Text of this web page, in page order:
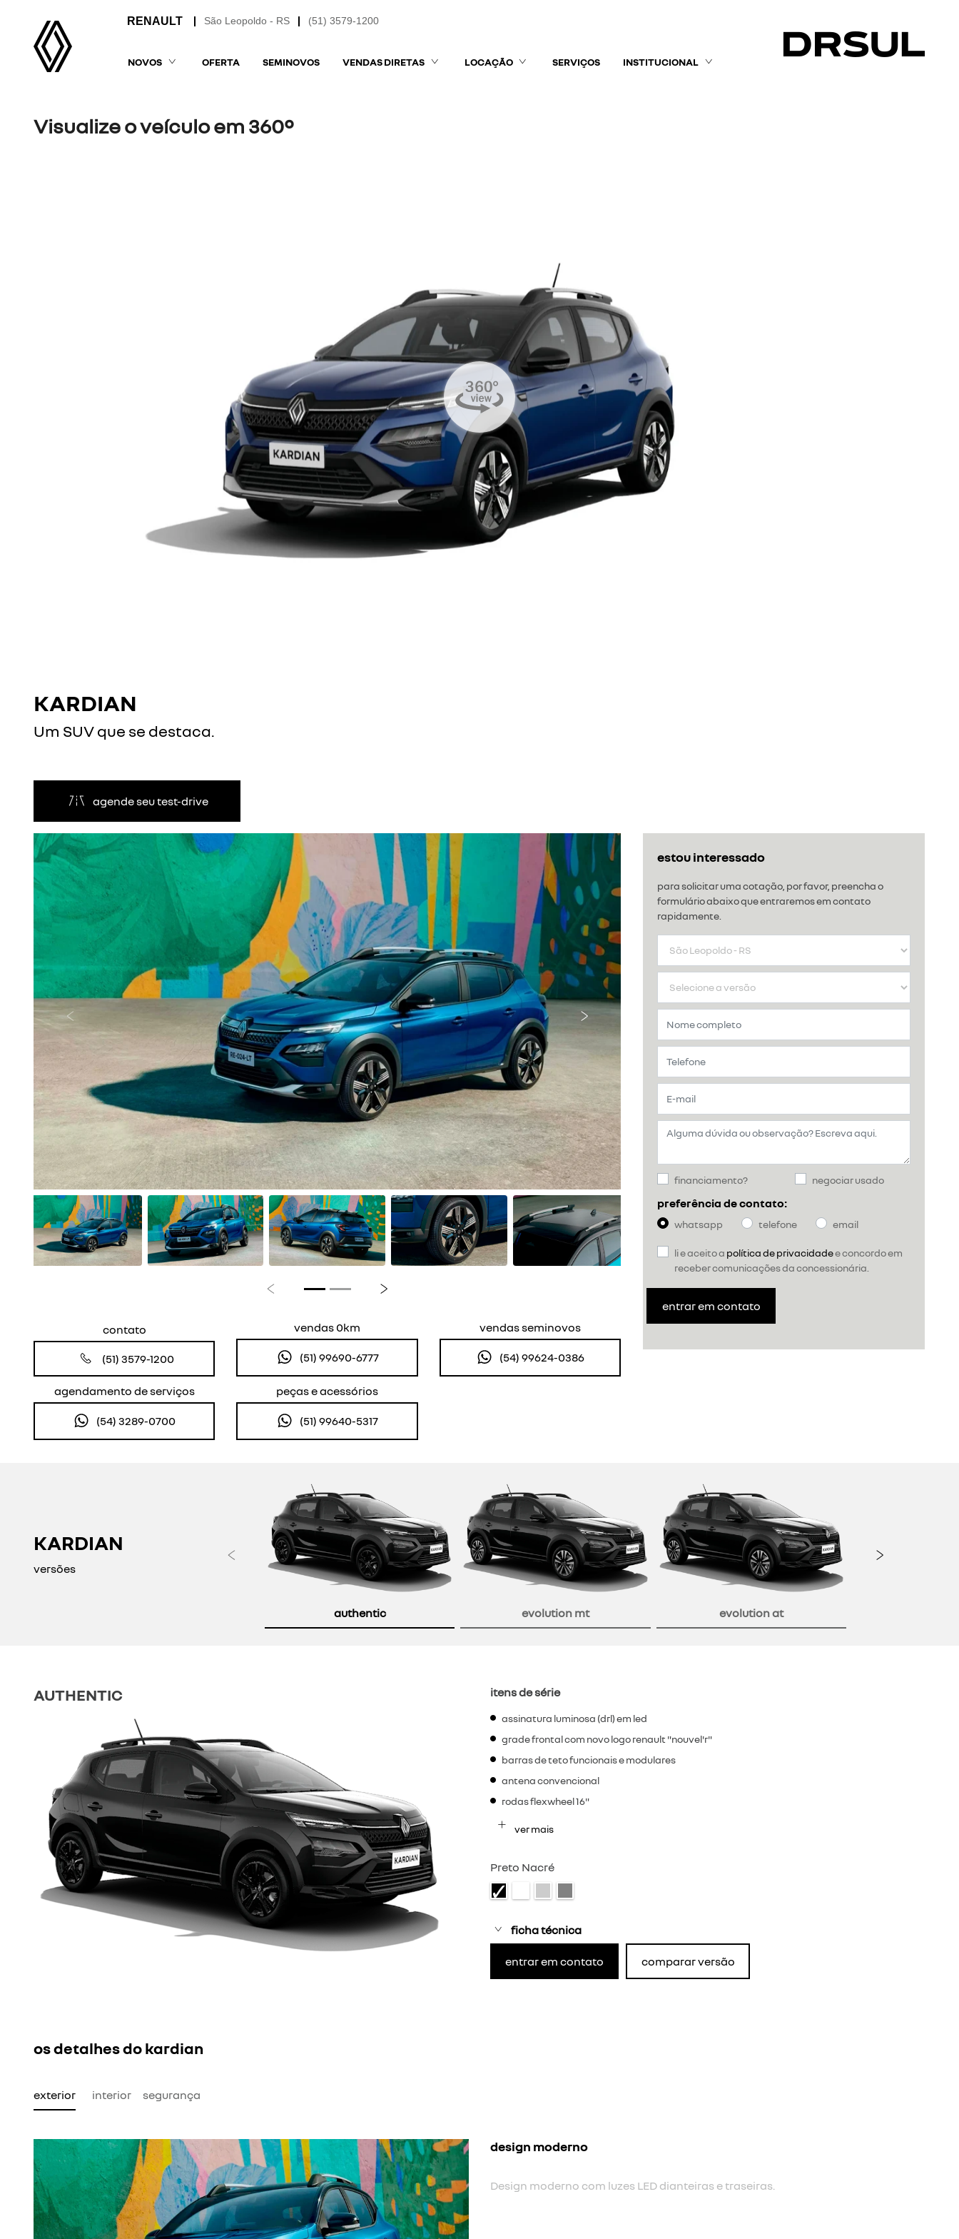
(51) 3579-1200
São Leopoldo - RS
NOVOS OFERTA SEMINOVOS VENDAS DIRETAS LOCAÇÃO SERVIÇOS INSTITUCIONAL
Visualize o veículo em 360°
KARDIAN
Um SUV que se destaca.
agende seu test-drive
estou interessado
para solicitar uma cotação, por favor, preencha o
formulário abaixo que entraremos em contato
rapidamente.
financiamento? negociar usado
preferência de contato:
whatsapp telefone email
li e aceito a política de privacidadee concordo em
receber comunicações da concessionária.
entrar em contato
Anterior Próximo
Anterior Próximo
contato
(51) 3579-1200
vendas 0km
(51) 99690-6777
vendas seminovos
(54) 99624-0386
agendamento de serviços
(54) 3289-0700
peças e acessórios
(51) 99640-5317
KARDIAN
versões
authentic evolution mt evolution at
Anterior
AUTHENTIC itens de série
assinatura luminosa (drl) em led
grade frontal com novo logo renault "nouvel'r"
barras de teto funcionais e modulares
antena convencional
rodas flexwheel 16"
ver mais
Preto Nacré
ficha técnica
entrar em contato comparar versão
os detalhes do kardian
exterior interior segurança
nova cor
Nova cor biton.